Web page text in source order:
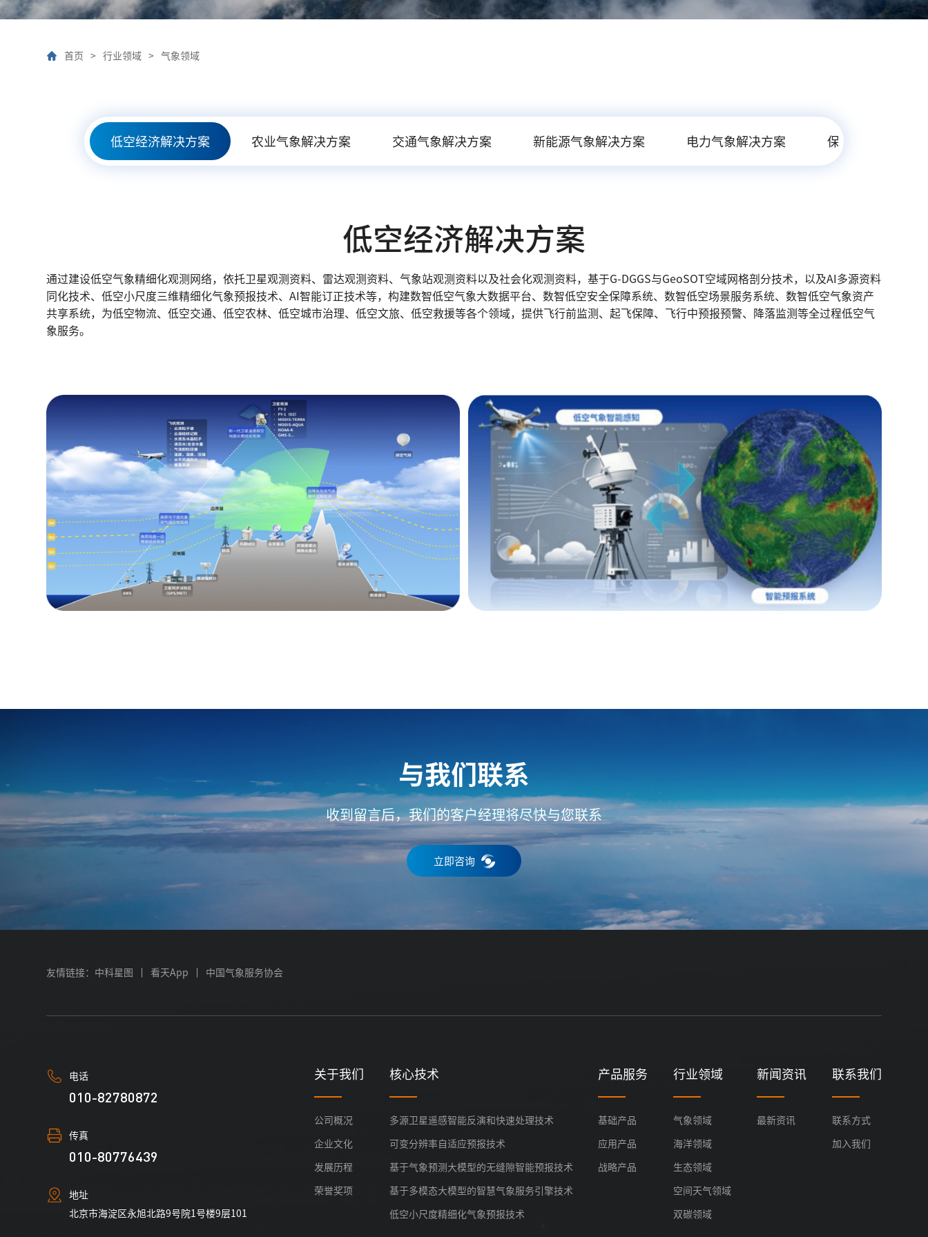
首页 > 行业领域 > 气象领域
低空经济解决方案 农业气象解决方案 交通气象解决方案 新能源气象解决方案 电力气象解决方案 保险气象解决方案
低空经济解决方案
通过建设低空气象精细化观测网络，依托卫星观测资料、雷达观测资料、气象站观测资料以及社会化观测资料，基于G-DGGS与GeoSOT空域网格剖分技术，以及AI多源资料
同化技术、低空小尺度三维精细化气象预报技术、AI智能订正技术等，构建数智低空气象大数据平台、数智低空安全保障系统、数智低空场景服务系统、数智低空气象资产
共享系统，为低空物流、低空交通、低空农林、低空城市治理、低空文旅、低空救援等各个领域，提供飞行前监测、起飞保障、飞行中预报预警、降落监测等全过程低空气
象服务。
与我们联系
收到留言后，我们的客户经理将尽快与您联系
立即咨询
友情链接： 中科星图 看天App 中国气象服务协会
电话
010-82780872
传真
010-80776439
地址
北京市海淀区永旭北路9号院1号楼9层101
关于我们
公司概况
企业文化
发展历程
荣誉奖项
核心技术
多源卫星遥感智能反演和快速处理技术
可变分辨率自适应预报技术
基于气象预测大模型的无缝隙智能预报技术
基于多模态大模型的智慧气象服务引擎技术
低空小尺度精细化气象预报技术
产品服务
基础产品
应用产品
战略产品
行业领域
气象领域
海洋领域
生态领域
空间天气领域
双碳领域
新闻资讯
最新资讯
联系我们
联系方式
加入我们